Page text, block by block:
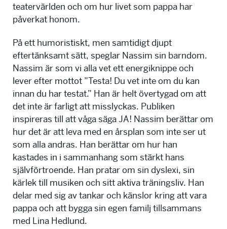
teatervärlden och om hur livet som pappa har
påverkat honom.
På ett humoristiskt, men samtidigt djupt
eftertänksamt sätt, speglar Nassim sin barndom.
Nassim är som vi alla vet ett energiknippe och
lever efter mottot ”Testa! Du vet inte om du kan
innan du har testat.” Han är helt övertygad om att
det inte är farligt att misslyckas. Publiken
inspireras till att våga säga JA! Nassim berättar om
hur det är att leva med en årsplan som inte ser ut
som alla andras. Han berättar om hur han
kastades in i sammanhang som stärkt hans
självförtroende. Han pratar om sin dyslexi, sin
kärlek till musiken och sitt aktiva träningsliv. Han
delar med sig av tankar och känslor kring att vara
pappa och att bygga sin egen familj tillsammans
med Lina Hedlund.